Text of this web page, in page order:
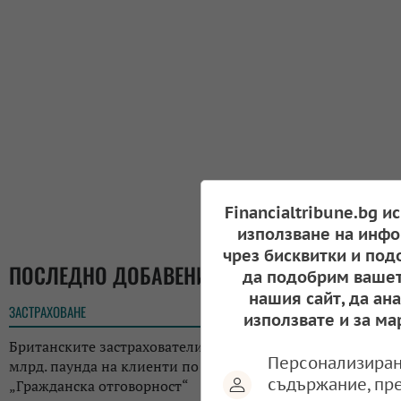
ПОСЛЕДНО ДОБАВЕНИ
ЗАСТРАХОВАНЕ 13:53
Британските застрахователи са платили рекордните 3,2
млрд. паунда на клиенти по застраховки „Автокаско“ и
„Гражданска отговорност“
Financialtribune.bg
използване на
чрез бисквитки и
да подобрим
нашия сайт, да
използвате и за
съдържание,